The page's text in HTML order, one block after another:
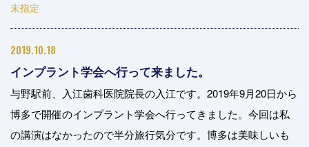
未指定
2019.10.18
インプラント学会へ行って来ました。
与野駅前、入江歯科医院院長の入江です。2019年9月20日から
博多で開催のインプラント学会へ行ってきました。今回は私
の講演はなかったので半分旅行気分です。博多は美味しいも